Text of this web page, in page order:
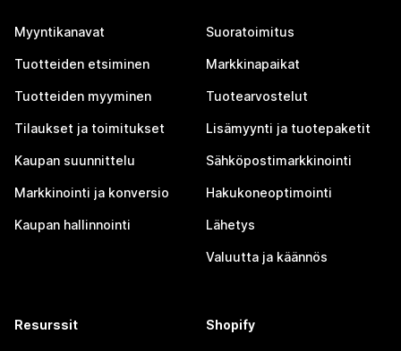
Myyntikanavat
Tuotteiden etsiminen
Tuotteiden myyminen
Tilaukset ja toimitukset
Kaupan suunnittelu
Markkinointi ja konversio
Kaupan hallinnointi
Suoratoimitus
Markkinapaikat
Tuotearvostelut
Lisämyynti ja tuotepaketit
Sähköpostimarkkinointi
Hakukoneoptimointi
Lähetys
Valuutta ja käännös
Resurssit Shopify